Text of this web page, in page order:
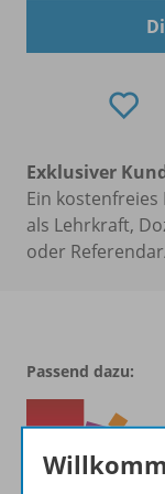
Exklusiver
Ein
als Lehrkraft,
oder
Passend dazu: